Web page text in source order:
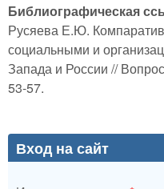
Библиографическая
Русяева Е.Ю.
социальными и
Запада и России //
53-57.
Вход на сайт